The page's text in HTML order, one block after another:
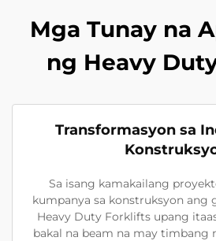
Mga Tunay na
ng Heavy
Transformasyon sa
Sa isang kamakailang
kumpanya sa konstruksyon
Heavy Duty Forklifts upang
bakal na beam na may timbang